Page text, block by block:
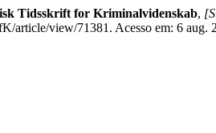
Tidsskrift for Kriminalvidenskab,
article/view/71381. Acesso em: 6 aug.